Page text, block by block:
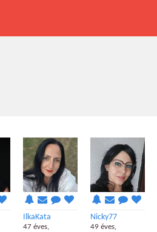
IlkaKata
47 éves,
Nicky77
49 éves,